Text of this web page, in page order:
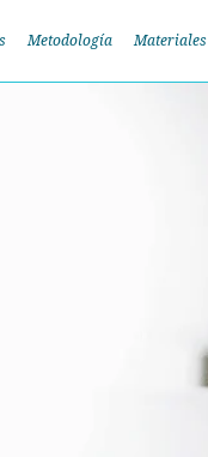
Metodología Materiales